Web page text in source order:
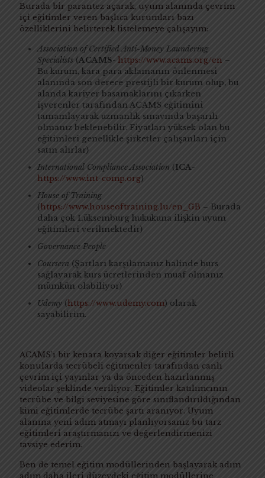
Burada bir parantez açarak, uyum alanında çevrim
içi eğitimler veren başlıca kurumları bazı
özelliklerini belirterek listelemeye çalışayım:
Association of Certified Anti-Money Laundering
Specialists (ACAMS- https://www.acams.org/en –
Bu kurum, kara para aklamanın önlenmesi
alanında son derece prestijli bir kurum olup, bu
alanda kariyer basamaklarını çıkarken
işverenler tarafından ACAMS eğitimini
tamamlayarak uzmanlık sınavında başarılı
olmanız beklenebilir. Fiyatları yüksek olan bu
eğitimleri genellikle şirketler çalışanları için
satın alırlar)
International Compliance Association (ICA-
https://www.int-comp.org)
House of Training
(https://www.houseoftraining.lu/en_GB – Burada
daha çok Lüksemburg hukukuna ilişkin uyum
eğitimleri verilmektedir)
Governance People
Coursera (Şartları karşılamanız halinde burs
sağlayarak kurs ücretlerinden muaf olmanız
mümkün olabiliyor)
Udemy (https://www.udemy.com) olarak
sayabilirim.
ACAMS’ı bir kenara koyarsak diğer eğitimler belirli
konularda tecrübeli eğitmenler tarafından canlı
çevrim içi yayınlar ya da önceden hazırlanmış
videolar şeklinde veriliyor. Eğitimler katılımcının
tecrübe ve bilgi seviyesine göre sınıflandırıldığından
kimi eğitimlerde tecrübe şartı aranıyor. Uyum
alanına yeni adım atmayı planlıyorsanız bu tarz
eğitimleri araştırmanızı ve değerlendirmenizi
tavsiye ederim.
Ben de temel eğitim modüllerinden başlayarak adım
adım daha ileri düzeydeki eğitim modüllerine